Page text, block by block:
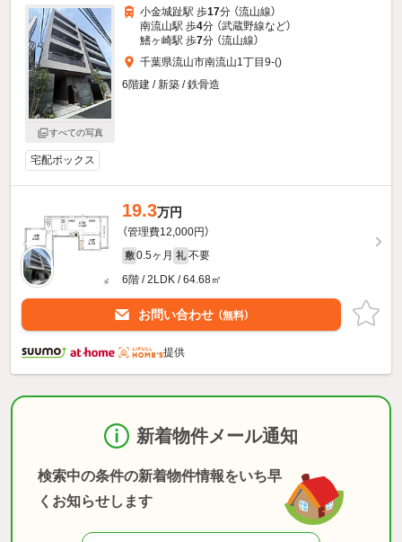
すべての写真
小金城趾駅 歩17分 （流山線）
南流山駅 歩4分 （武蔵野線など）
鰭ヶ崎駅 歩7分 （流山線）
千葉県流山市南流山1丁目9-()
6階建 / 新築 / 鉄骨造
宅配ボックス
19.3万円
（管理費12,000円）
敷 0.5ヶ月 礼 不要
6階 / 2LDK / 64.68㎡
お問い合わせ （無料）
提供
新着物件メール通知
検索中の条件の新着物件情報をいち早
くお知らせします